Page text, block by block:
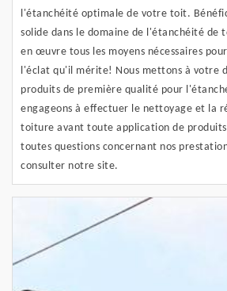
l'étanchéité optimale de votre toit.
solide dans le domaine de l'étanchéité de
en œuvre tous les moyens nécessaires
l'éclat qu'il mérite! Nous mettons à votre
produits de première qualité pour
engageons à effectuer le nettoyage et la
toiture avant toute application de
toutes questions concernant nos
consulter notre site.